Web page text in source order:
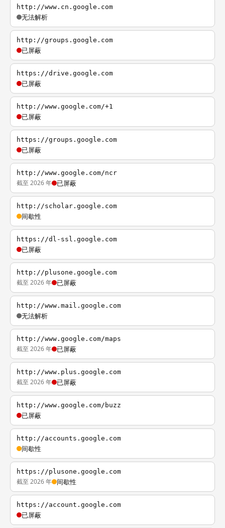
http://www.cn.google.com
无法解析
http://groups.google.com
已屏蔽
https://drive.google.com
已屏蔽
http://www.google.com/+1
已屏蔽
https://groups.google.com
已屏蔽
http://www.google.com/ncr
截至 2026 年 已屏蔽
http://scholar.google.com
间歇性
https://dl-ssl.google.com
已屏蔽
http://plusone.google.com
截至 2026 年 已屏蔽
http://www.mail.google.com
无法解析
http://www.google.com/maps
截至 2026 年 已屏蔽
http://www.plus.google.com
截至 2026 年 已屏蔽
http://www.google.com/buzz
已屏蔽
http://accounts.google.com
间歇性
https://plusone.google.com
截至 2026 年 间歇性
https://account.google.com
已屏蔽